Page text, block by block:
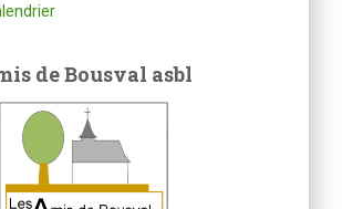
de Bousval asbl